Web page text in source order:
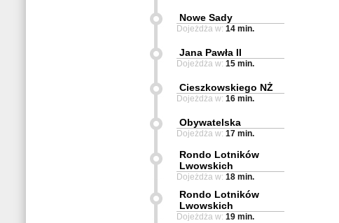
Nowe Sady
Dojeżdża w: 14 min.
Jana Pawła II
Dojeżdża w: 15 min.
Cieszkowskiego NŻ
Dojeżdża w: 16 min.
Obywatelska
Dojeżdża w: 17 min.
Rondo Lotników
Lwowskich
Dojeżdża w: 18 min.
Rondo Lotników
Lwowskich
Dojeżdża w: 19 min.